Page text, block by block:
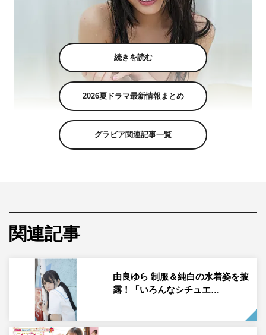
（集英社）に初登場。本人インタビューとアザーカットが
2020年10月より、 ゼロイチファミリアに所属。SNSでの
「これがこう」とギャップのある2枚の写真を並べた投稿
が話題を呼んでいる、由良ゆら。今年3月に投稿した「こ
れがこう」では8.9万「いいね！」、9,600回以上のリツイ
続きを読む
2026夏ドラマ最新情報まとめ
グラビア関連記事一覧
関連記事
由良ゆら 制服＆純白の水着姿を披
露！「いろんなシチュエ…